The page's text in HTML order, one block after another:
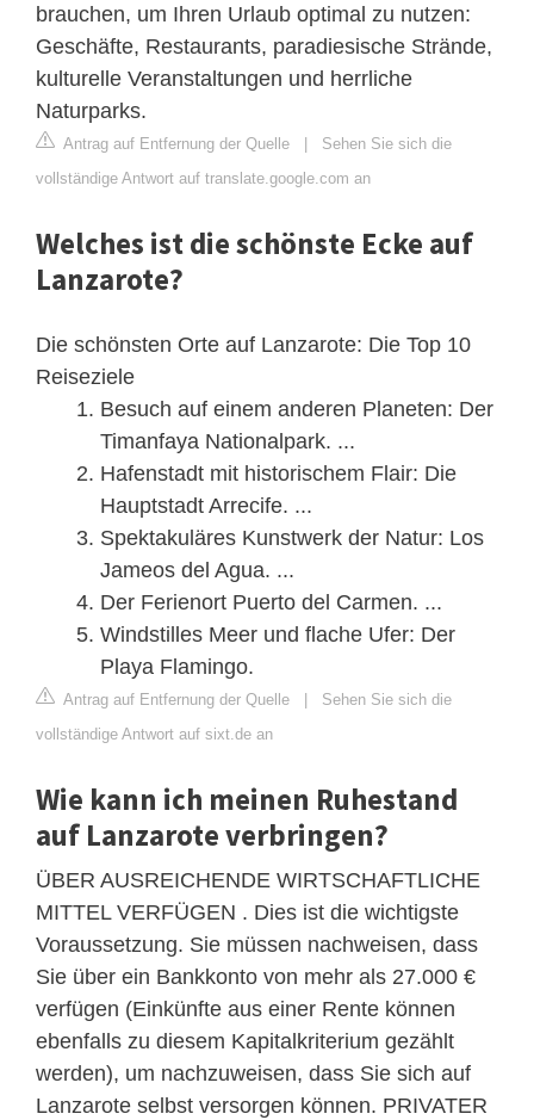
brauchen, um Ihren Urlaub optimal zu nutzen:
Geschäfte, Restaurants, paradiesische Strände,
kulturelle Veranstaltungen und herrliche
Naturparks.
Antrag auf Entfernung der Quelle | Sehen Sie sich die
vollständige Antwort auf translate.google.com an
Welches ist die schönste Ecke auf
Lanzarote?
Die schönsten Orte auf Lanzarote: Die Top 10
Reiseziele
Besuch auf einem anderen Planeten: Der
Timanfaya Nationalpark. ...
Hafenstadt mit historischem Flair: Die
Hauptstadt Arrecife. ...
Spektakuläres Kunstwerk der Natur: Los
Jameos del Agua. ...
Der Ferienort Puerto del Carmen. ...
Windstilles Meer und flache Ufer: Der
Playa Flamingo.
Antrag auf Entfernung der Quelle | Sehen Sie sich die
vollständige Antwort auf sixt.de an
Wie kann ich meinen Ruhestand
auf Lanzarote verbringen?
ÜBER AUSREICHENDE WIRTSCHAFTLICHE
MITTEL VERFÜGEN . Dies ist die wichtigste
Voraussetzung. Sie müssen nachweisen, dass
Sie über ein Bankkonto von mehr als 27.000 €
verfügen (Einkünfte aus einer Rente können
ebenfalls zu diesem Kapitalkriterium gezählt
werden), um nachzuweisen, dass Sie sich auf
Lanzarote selbst versorgen können. PRIVATER